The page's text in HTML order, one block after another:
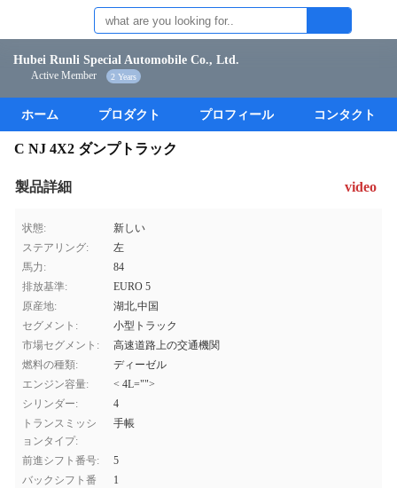
Hubei Runli Special Automobile Co., Ltd.
Active Member 2 Years
ホーム プロダクト プロフィール コンタクト
C NJ 4X2 ダンプトラック
製品詳細 video
状態:
新しい
ステアリング:
左
馬力:
84
排放基準:
EURO 5
原産地:
湖北,中国
セグメント:
小型トラック
市場セグメント:
高速道路上の交通機関
燃料の種類:
ディーゼル
エンジン容量:
< 4L="">
シリンダー:
4
トランスミッシ
ョンタイプ:
手帳
前進シフト番号:
5
バックシフト番
1